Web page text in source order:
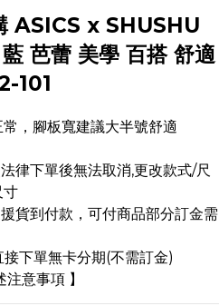
ASICS x SHUSHU
芭蕾 美學 百搭 舒適
101
，腳板寬建議大半號舒適
律下單後無法取消,更改款式/尺
寸
貨到付款，可付商品部分訂金需
下單無卡分期(不需訂金)
意事項 】